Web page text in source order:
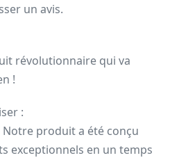
un avis.
révolutionnaire qui va
!
:
Notre produit a été conçu
exceptionnels en un temps